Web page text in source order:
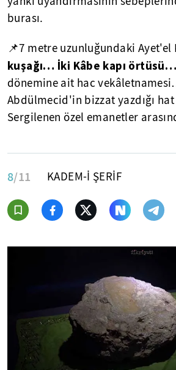
burası.
📌7 metre uzunluğundaki Ayet'el
kuşağı… İki Kâbe kapı örtüsü…
dönemine ait hac
Abdülmecid'in bizzat yazdığı
Sergilenen özel emanetler
8/11 KADEM-İ ŞERİF